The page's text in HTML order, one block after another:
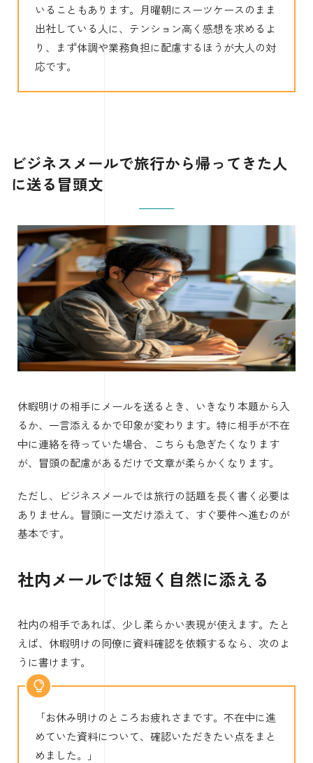
いることもあります。月曜朝にスーツケースのまま
出社している人に、テンション高く感想を求めるよ
り、まず体調や業務負担に配慮するほうが大人の対
応です。
ビジネスメールで旅行から帰ってきた人
に送る冒頭文
休暇明けの相手にメールを送るとき、いきなり本題から入
るか、一言添えるかで印象が変わります。特に相手が不在
中に連絡を待っていた場合、こちらも急ぎたくなります
が、冒頭の配慮があるだけで文章が柔らかくなります。
ただし、ビジネスメールでは旅行の話題を長く書く必要は
ありません。冒頭に一文だけ添えて、すぐ要件へ進むのが
基本です。
社内メールでは短く自然に添える
社内の相手であれば、少し柔らかい表現が使えます。たと
えば、休暇明けの同僚に資料確認を依頼するなら、次のよ
うに書けます。
「お休み明けのところお疲れさまです。不在中に進
めていた資料について、確認いただきたい点をまと
めました。」